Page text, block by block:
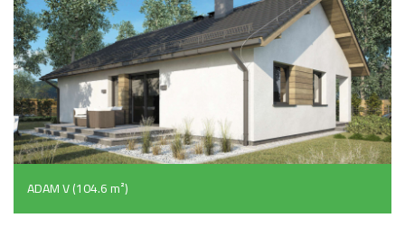
ADAM V (104.6 m²)